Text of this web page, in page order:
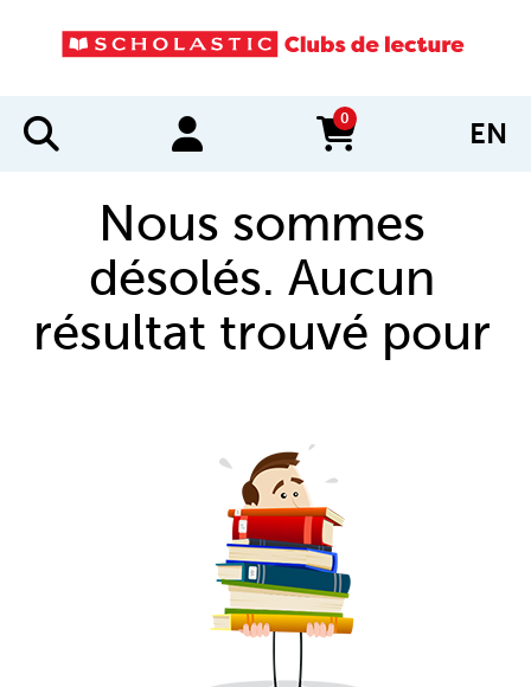
0
items in cart EN
Nous sommes
désolés. Aucun
résultat trouvé pour